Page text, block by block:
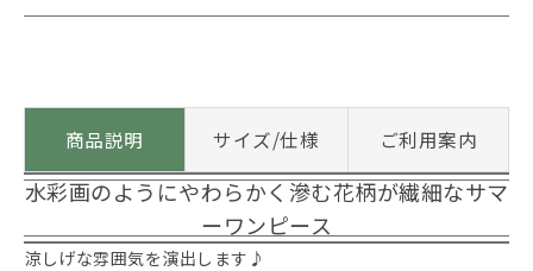
商品説明 サイズ/仕様 ご利用案内
水彩画のようにやわらかく滲む花柄が繊細なサマ
ーワンピース
涼しげな雰囲気を演出します♪